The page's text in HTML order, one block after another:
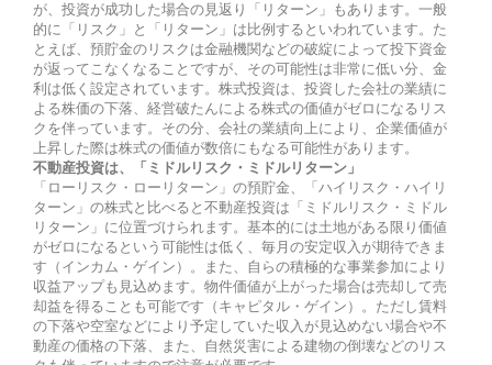
が、投資が成功した場合の見返り「リターン」もあります。一般
的に「リスク」と「リターン」は比例するといわれています。た
とえば、預貯金のリスクは金融機関などの破綻によって投下資金
が返ってこなくなることですが、その可能性は非常に低い分、金
利は低く設定されています。株式投資は、投資した会社の業績に
よる株価の下落、経営破たんによる株式の価値がゼロになるリス
クを伴っています。その分、会社の業績向上により、企業価値が
上昇した際は株式の価値が数倍にもなる可能性があります。
不動産投資は、「ミドルリスク・ミドルリターン」
「ローリスク・ローリターン」の預貯金、「ハイリスク・ハイリ
ターン」の株式と比べると不動産投資は「ミドルリスク・ミドル
リターン」に位置づけられます。基本的には土地がある限り価値
がゼロになるという可能性は低く、毎月の安定収入が期待できま
す（インカム・ゲイン）。また、自らの積極的な事業参加により
収益アップも見込めます。物件価値が上がった場合は売却して売
却益を得ることも可能です（キャピタル・ゲイン）。ただし賃料
の下落や空室などにより予定していた収入が見込めない場合や不
動産の価格の下落、また、自然災害による建物の倒壊などのリス